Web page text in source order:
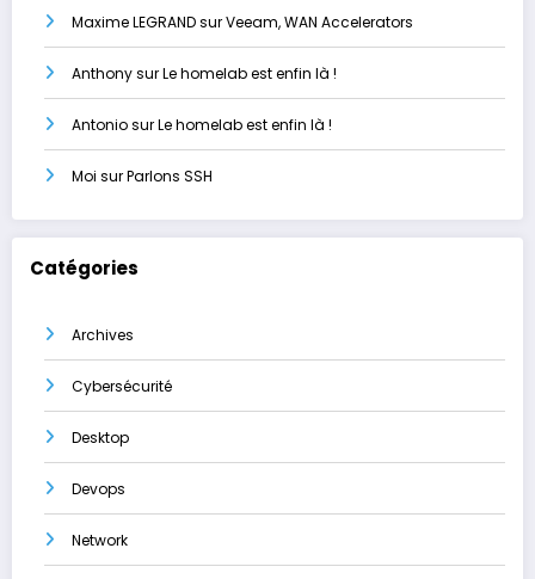
Maxime LEGRANDsurVeeam, WAN Accelerators
AnthonysurLe homelab est enfin là !
AntoniosurLe homelab est enfin là !
Moi surParlons SSH
Catégories
Archives
Cybersécurité
Desktop
Devops
Network